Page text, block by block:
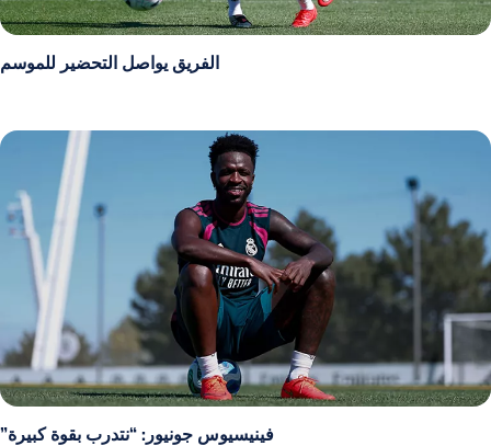
الفريق يواصل التحضير للموسم
فينيسيوس جونيور: “نتدرب بقوة كبيرة”